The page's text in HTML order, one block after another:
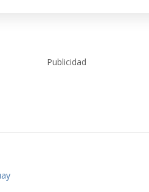
Publicidad